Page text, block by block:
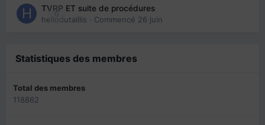
0
TVRP ET suite de procédures
hellodutaillis · Commencé 26 juin
Statistiques des membres
Total des membres
118862